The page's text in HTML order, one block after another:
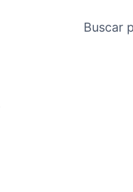
Buscar